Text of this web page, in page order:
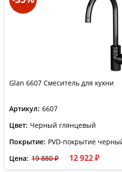
Glan 6607 Смеситель для кухни
Артикул: 6607
Цвет: Черный глянцевый
Покрытие: PVD-покрытие
Цена: 19 880 ₽ 12 922 ₽